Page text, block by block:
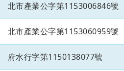
北市產業公字第1153006846號
北市產業公字第1153060959號
府水行字第1150138077號